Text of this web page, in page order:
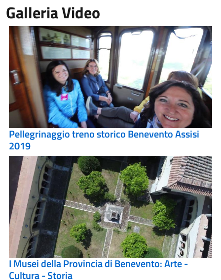
Galleria Video
Pellegrinaggio treno storico Benevento Assisi
2019
I Musei della Provincia di Benevento: Arte -
Cultura - Storia